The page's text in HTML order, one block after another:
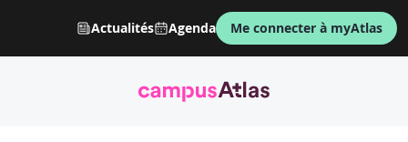
Actualités Agenda Me connecter à myAtlas